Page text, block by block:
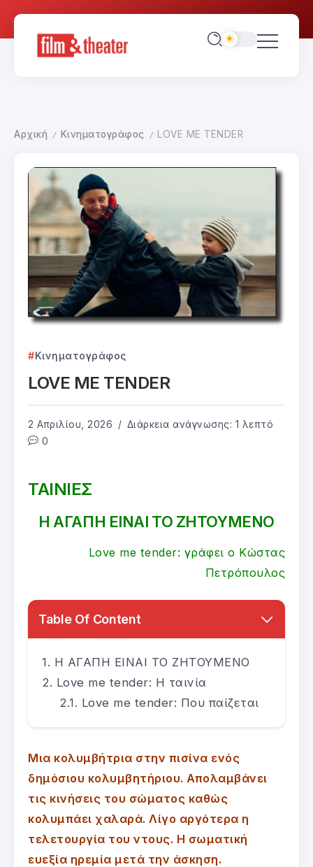
Αρχική / Κινηματογράφος / LOVE ME TENDER
Κινηματογράφος
LOVE ME TENDER
2 Απριλίου, 2026
Διάρκεια ανάγνωσης: 1 λεπτό
0
ΤΑΙΝΙΕΣ
Η ΑΓΑΠΗ ΕΙΝΑΙ ΤΟ ΖΗΤΟΥΜΕΝΟ
Love me tender: γράφει ο Κώστας
Πετρόπουλος
Table Of Content
Η ΑΓΑΠΗ ΕΙΝΑΙ ΤΟ ΖΗΤΟΥΜΕΝΟ
Love me tender: Η ταινία
Love me tender: Που παίζεται
Μια κολυμβήτρια στην πισίνα ενός
δημόσιου κολυμβητήριου. Απολαμβάνει
τις κινήσεις του σώματος καθώς
κολυμπάει χαλαρά. Λίγο αργότερα η
τελετουργία του ντους. Η σωματική
ευεξία ηρεμία μετά την άσκηση.